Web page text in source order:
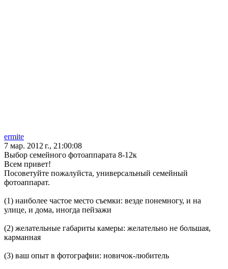
ermite
7 мар. 2012 г., 21:00:08
Выбор семейного фотоаппарата 8-12к
Всем привет!
Посоветуйте пожалуйста, универсальный семейный
фотоаппарат.
(1) наиболее частое место съемки: везде понемногу, и на
улице, и дома, иногда пейзажи
(2) желательные габариты камеры: желательно не большая,
карманная
(3) ваш опыт в фотографии: новичок-любитель